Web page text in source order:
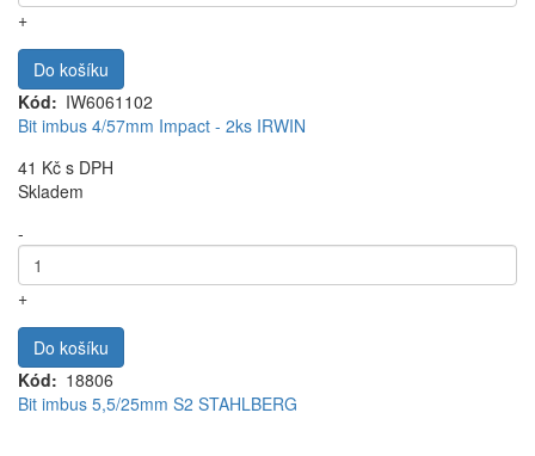
+
Do košíku
Kód
IW6061102
Bit imbus 4/57mm Impact - 2ks IRWIN
41 Kč s DPH
Skladem
-
+
Do košíku
Kód
18806
Bit imbus 5,5/25mm S2 STAHLBERG